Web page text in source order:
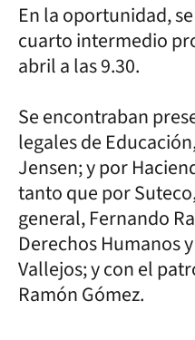
En la oportunidad,
cuarto intermedio
abril a las 9.30.
Se encontraban
legales de
Jensen; y por
tanto que por
general, Fernando
Derechos Humanos
Vallejos; y con el
Ramón Gómez.